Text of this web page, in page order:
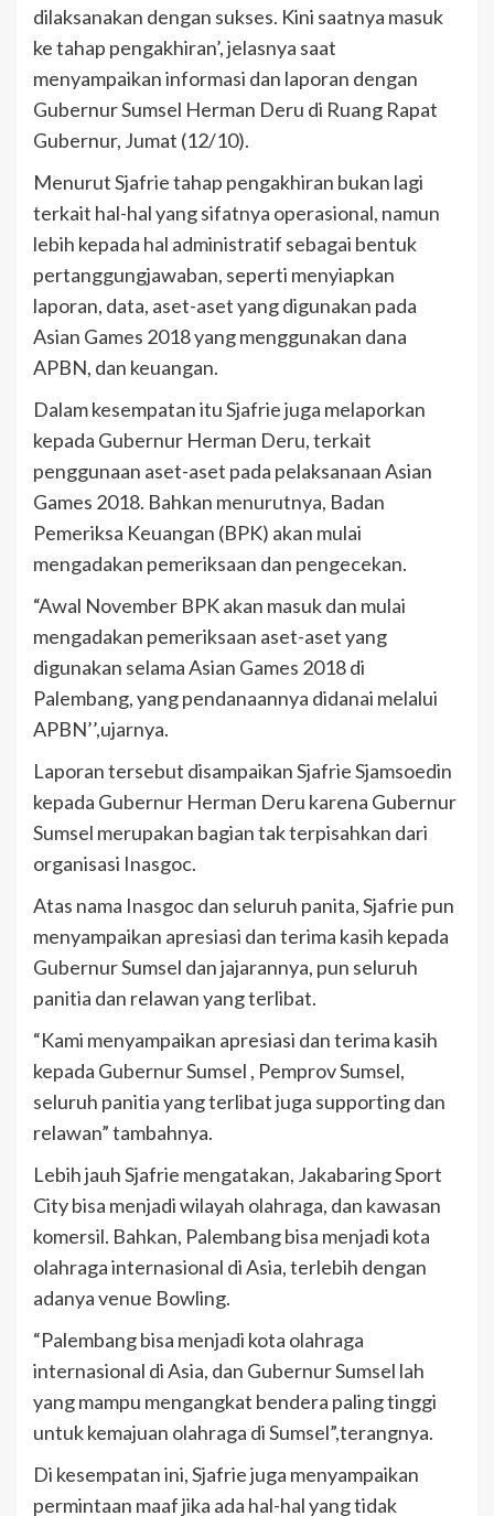
dilaksanakan dengan sukses. Kini saatnya masuk
ke tahap pengakhiran’, jelasnya saat
menyampaikan informasi dan laporan dengan
Gubernur Sumsel Herman Deru di Ruang Rapat
Gubernur, Jumat (12/10).
Menurut Sjafrie tahap pengakhiran bukan lagi
terkait hal-hal yang sifatnya operasional, namun
lebih kepada hal administratif sebagai bentuk
pertanggungjawaban, seperti menyiapkan
laporan, data, aset-aset yang digunakan pada
Asian Games 2018 yang menggunakan dana
APBN, dan keuangan.
Dalam kesempatan itu Sjafrie juga melaporkan
kepada Gubernur Herman Deru, terkait
penggunaan aset-aset pada pelaksanaan Asian
Games 2018. Bahkan menurutnya, Badan
Pemeriksa Keuangan (BPK) akan mulai
mengadakan pemeriksaan dan pengecekan.
“Awal November BPK akan masuk dan mulai
mengadakan pemeriksaan aset-aset yang
digunakan selama Asian Games 2018 di
Palembang, yang pendanaannya didanai melalui
APBN’’,ujarnya.
Laporan tersebut disampaikan Sjafrie Sjamsoedin
kepada Gubernur Herman Deru karena Gubernur
Sumsel merupakan bagian tak terpisahkan dari
organisasi Inasgoc.
Atas nama Inasgoc dan seluruh panita, Sjafrie pun
menyampaikan apresiasi dan terima kasih kepada
Gubernur Sumsel dan jajarannya, pun seluruh
panitia dan relawan yang terlibat.
“Kami menyampaikan apresiasi dan terima kasih
kepada Gubernur Sumsel , Pemprov Sumsel,
seluruh panitia yang terlibat juga supporting dan
relawan” tambahnya.
Lebih jauh Sjafrie mengatakan, Jakabaring Sport
City bisa menjadi wilayah olahraga, dan kawasan
komersil. Bahkan, Palembang bisa menjadi kota
olahraga internasional di Asia, terlebih dengan
adanya venue Bowling.
“Palembang bisa menjadi kota olahraga
internasional di Asia, dan Gubernur Sumsel lah
yang mampu mengangkat bendera paling tinggi
untuk kemajuan olahraga di Sumsel”,terangnya.
Di kesempatan ini, Sjafrie juga menyampaikan
permintaan maaf jika ada hal-hal yang tidak